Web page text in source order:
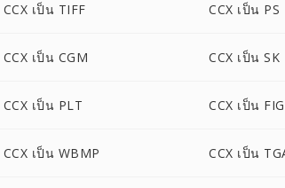
CCX เป็น TIFF CCX เป็น PS
CCX เป็น CGM CCX เป็น SK
CCX เป็น PLT CCX เป็น FIG
CCX เป็น WBMP CCX เป็น